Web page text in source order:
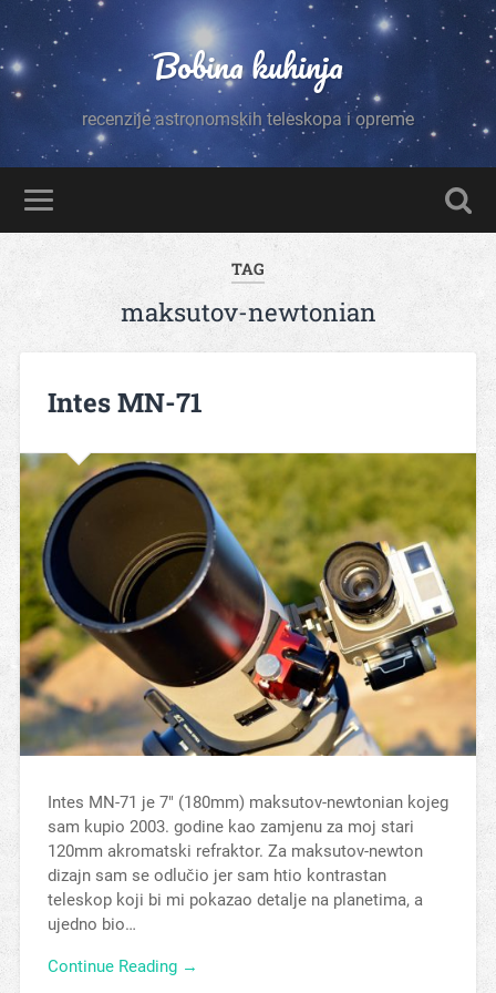
Bobina kuhinja
recenzije astronomskih teleskopa i opreme
TAG
maksutov-newtonian
Intes MN-71
Intes MN-71 je 7″ (180mm) maksutov-newtonian kojeg
sam kupio 2003. godine kao zamjenu za moj stari
120mm akromatski refraktor. Za maksutov-newton
dizajn sam se odlučio jer sam htio kontrastan
teleskop koji bi mi pokazao detalje na planetima, a
ujedno bio…
Continue Reading →